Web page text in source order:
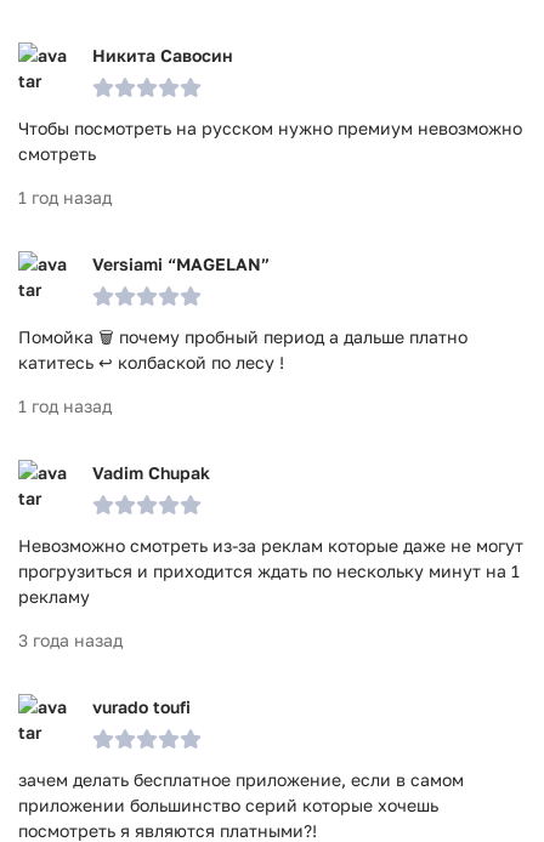
Никита Савосин
Чтобы посмотреть на русском нужно премиум невозможно
смотреть
1 год назад
Versiami “MAGELAN”
Помойка 🗑️ почему пробный период а дальше платно
катитесь ↩️ колбаской по лесу !
1 год назад
Vadim Chupak
Невозможно смотреть из-за реклам которые даже не могут
прогрузиться и приходится ждать по нескольку минут на 1
рекламу
3 года назад
vurado toufi
зачем делать бесплатное приложение, если в самом
приложении большинство серий которые хочешь
посмотреть я являются платными?!